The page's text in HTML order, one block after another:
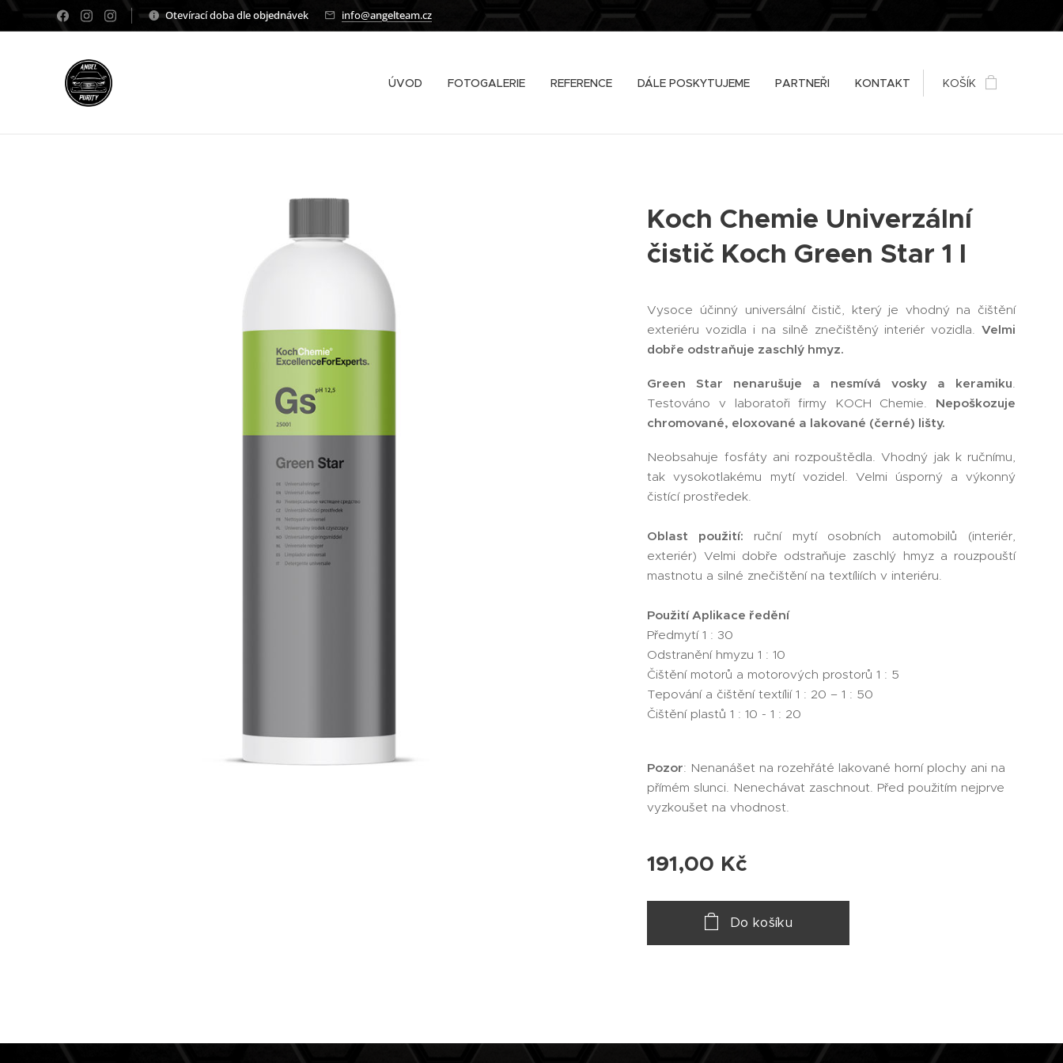
Otevírací doba dle objednávek info@angelteam.cz
ÚVOD FOTOGALERIE REFERENCE DÁLE POSKYTUJEME PARTNEŘI KONTAKT KOŠÍK
Koch Chemie Univerzální
čistič Koch Green Star 1 l
Vysoce účinný universální čistič, který je vhodný na čištění
exteriéru vozidla i na silně znečištěný interiér vozidla. Velmi
dobře odstraňuje zaschlý hmyz.
Green Star nenarušuje a nesmívá vosky a keramiku.
Testováno v laboratoři firmy KOCH Chemie. Nepoškozuje
chromované, eloxované a lakované (černé) lišty.
Neobsahuje fosfáty ani rozpouštědla. Vhodný jak k ručnímu,
tak vysokotlakému mytí vozidel. Velmi úsporný a výkonný
čistící prostředek.
Oblast použití: ruční mytí osobních automobilů (interiér,
exteriér) Velmi dobře odstraňuje zaschlý hmyz a rouzpouští
mastnotu a silné znečištění na textíliích v interiéru.
Použití Aplikace ředění
Předmytí 1 : 30
Odstranění hmyzu 1 : 10
Čištění motorů a motorových prostorů 1 : 5
Tepování a čištění textílií 1 : 20 – 1 : 50
Čištění plastů 1 : 10 - 1 : 20
Pozor: Nenanášet na rozehřáté lakované horní plochy ani na
přímém slunci. Nenechávat zaschnout. Před použitím nejprve
vyzkoušet na vhodnost.
191,00 Kč
Do košíku